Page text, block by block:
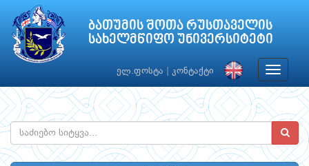
ბათუმის შოთა რუსთაველის
სახელმწიფო უნივერსიტეტი
ელ.ფოსტა კონტაქტი
Toggle